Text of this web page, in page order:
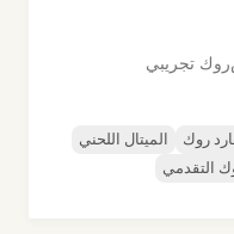
روك تجريبي
روك
الميتال اللحني
التقدمي